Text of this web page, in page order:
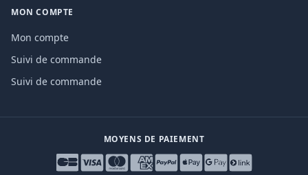
MON COMPTE
Mon compte
Suivi de commande
Suivi de commande
MOYENS DE PAIEMENT